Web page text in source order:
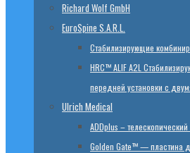
Richard Wolf GmbH
EuroSpine S.A.R.L.
Стабилизирующие
HRC™ ALIF A2L
передней установки с
Ulrich Medical
ADDplus –
Golden Gate™ — пластина